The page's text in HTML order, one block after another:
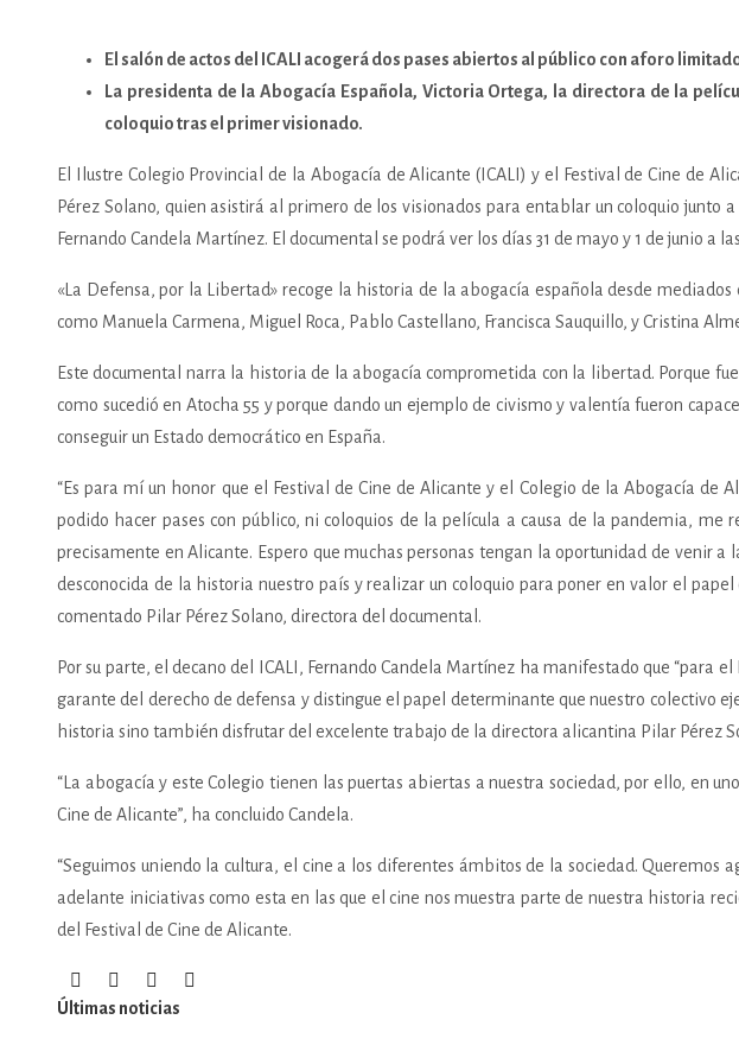
El salón de actos del ICALI acogerá dos pases abiertos al público con aforo
La presidenta de la Abogacía Española, Victoria Ortega, la directora de la
coloquio tras el primer visionado.
El Ilustre Colegio Provincial de la Abogacía de Alicante (ICALI) y el Festival de Cine de
Pérez Solano, quien asistirá al primero de los visionados para entablar un coloquio
Fernando Candela Martínez. El documental se podrá ver los días 31 de mayo y 1 de junio
«La Defensa, por la Libertad» recoge la historia de la abogacía española desde
como Manuela Carmena, Miguel Roca, Pablo Castellano, Francisca Sauquillo, y Cristina
Este documental narra la historia de la abogacía comprometida con la libertad. Porque
como sucedió en Atocha 55 y porque dando un ejemplo de civismo y valentía fueron
conseguir un Estado democrático en España.
“Es para mí un honor que el Festival de Cine de Alicante y el Colegio de la Abogacía
podido hacer pases con público, ni coloquios de la película a causa de la pandemia,
precisamente en Alicante. Espero que muchas personas tengan la oportunidad de venir
desconocida de la historia nuestro país y realizar un coloquio para poner en valor el
comentado Pilar Pérez Solano, directora del documental.
Por su parte, el decano del ICALI, Fernando Candela Martínez ha manifestado que “para
garante del derecho de defensa y distingue el papel determinante que nuestro colectivo
historia sino también disfrutar del excelente trabajo de la directora alicantina Pilar Pérez
“La abogacía y este Colegio tienen las puertas abiertas a nuestra sociedad, por ello, en
Cine de Alicante”, ha concluido Candela.
“Seguimos uniendo la cultura, el cine a los diferentes ámbitos de la sociedad. Queremos
adelante iniciativas como esta en las que el cine nos muestra parte de nuestra historia
del Festival de Cine de Alicante.
Últimas noticias